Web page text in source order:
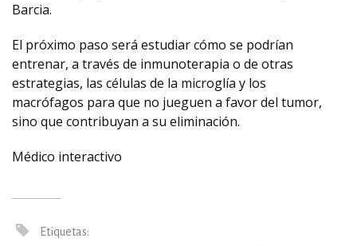
Barcia.
El próximo paso será estudiar cómo se podrían
entrenar, a través de inmunoterapia o de otras
estrategias, las células de la microglía y los
macrófagos para que no jueguen a favor del tumor,
sino que contribuyan a su eliminación.
Médico interactivo
Etiquetas: